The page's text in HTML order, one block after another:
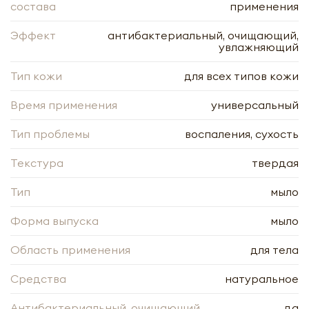
состава
применения
Эффект
антибактериальный, очищающий,
увлажняющий
Тип кожи для всех типов кожи
Время применения универсальный
Тип проблемы воспаления, сухость
Текстура твердая
Тип мыло
Форма выпуска мыло
Область применения для тела
Средства натуральное
Мыло Sandalwood & Saffron Сандал и
ESSENTIALS | КАЙ ЭССЕНЦИАЛС 125мл